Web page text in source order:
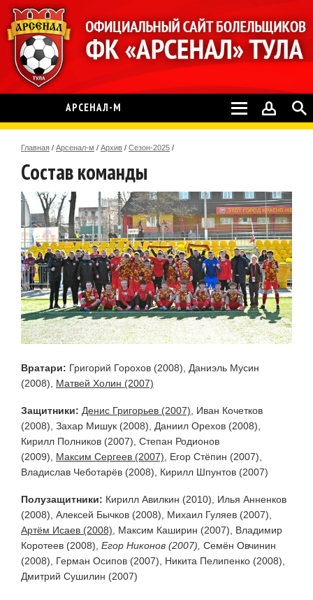
АРСЕНАЛ-М
Главная / Арсенал-м / Архив / Сезон-2025 /
Состав команды
Вратари: Григорий Горохов (2008), Даниэль Мусин
(2008), Матвей Холин (2007)
Защитники: Денис Григорьев (2007),
Иван Кочетков
(2008), Захар Мишук (2008), Даниил Орехов (2008),
Кирилл Полников (2007), Степан Родионов
(2009), Максим Сергеев (2007) , Егор Стёпин (2007),
Владислав Чеботарёв (2008), Кирилл Шпунтов (2007)
Полузащитники: Кирилл Авилкин (2010), Илья Анненков
(2008), Алексей Бычков (2008), Михаил Гуляев (2007),
Артём Исаев (2008),
Максим Каширин (2007), Владимир
Коротеев (2008), Егор Никонов (2007), Семён Овчинин
(2008), Герман Осипов (2007), Никита Пелипенко (2008),
Дмитрий Сушилин (2007)